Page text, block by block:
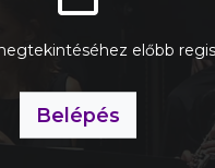
előbb
Belépés